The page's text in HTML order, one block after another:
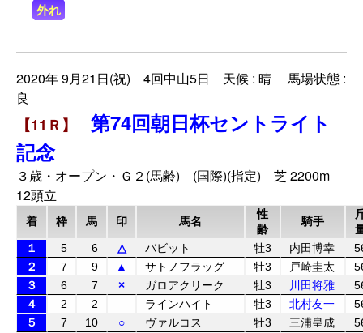
外れ
2020年 9月21日(祝) 4回中山5日 天候 : 晴 馬場状態 :
良
【11Ｒ】 第74回朝日杯セントライト
記念
３歳・オープン・Ｇ２(馬齢) (国際)(指定) 芝 2200m
12頭立
着 枠 馬 印 馬名
性
齢
騎手
１
5 6 △ バビット 牡3 内田博幸
２
7 9 ▲ サトノフラッグ 牡3 戸崎圭太
３
6 7 × ガロアクリーク 牡3 川田将雅
４
2 2 ラインハイト 牡3 北村友一
５
7 10 ○ ヴァルコス 牡3 三浦皇成